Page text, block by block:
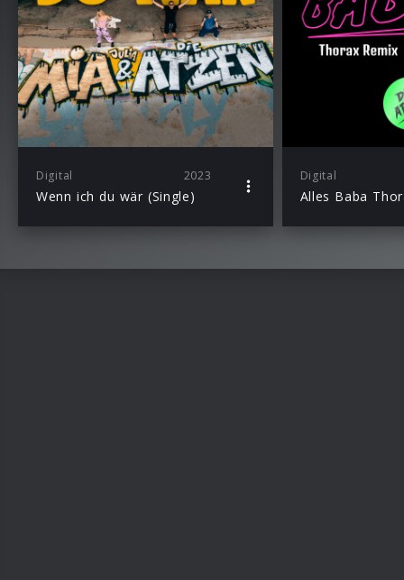
Digital 2023
Wenn ich du wär (Single)
Digital
Alles Baba